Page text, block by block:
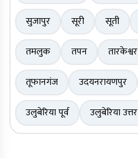
सुजापुर
सूरी सूती
तमलुक
तपन तारकेश्वर
तूफानगंज
उदयनरायणपुर
उलुबेरिया पूर्व
उलुबेरिया उत्तर